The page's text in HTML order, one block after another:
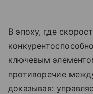
В эпоху, где
ключевым
противоречие
доказывая: